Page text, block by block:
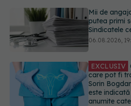
care pot fi
Sorin
este indicată
anumite
06.08.2026,
Greșeala
o fac când
medic
06.08.2026,